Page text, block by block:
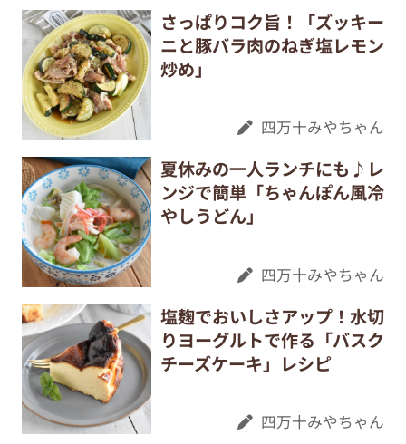
さっぱりコク旨！「ズッキー
ニと豚バラ肉のねぎ塩レモン
炒め」
四万十みやちゃん
夏休みの一人ランチにも♪レ
ンジで簡単「ちゃんぽん風冷
やしうどん」
四万十みやちゃん
塩麹でおいしさアップ！水切
りヨーグルトで作る「バスク
チーズケーキ」レシピ
四万十みやちゃん